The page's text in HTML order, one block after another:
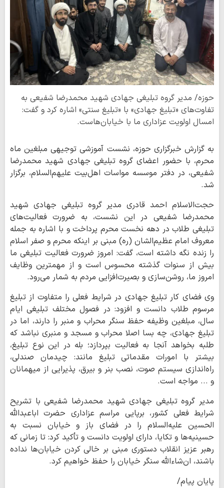
حوزه/ مدیر گروه تبلیغی جهادی شهید محمدرضا شفیعی به
تفاوت‌های «تبلیغ جهادی» با «تبلیغ سنتی» اشاره کرد و گفت:
امسال اولویت عزاداری ما با خیابان‌هاست.
به گزارش خبرگزاری حوزه، نشست آموزشی توجیهی مبلغین ماه
محرم، با حضور اعضای گروه تبلیغی جهادی شهید محمدرضا
شفیعی، در دفتر موسسه مواسات اهل‌بیت علیهم‌السلام، برگزار
شد.
حجت‌الاسلام احمد قادری مدیر گروه تبلیغی جهادی شهید
محمدرضا شفیعی در این نشست، به ضرورت فعالیت‌های
تبلیغی طلاب در دهه نخست محرم پرداخت و با اشاره به جمله
معروف امام عظیم‌الشان (ره) مبنی بر اینکه محرم و صفر اسلام
را زنده نگه داشته است، گفت: امروز ضرورت فعالیت تبلیغی ما
بیش از سنوات گذشته محسوس است و از مهمترین وظایف
امروز ما، روشن‌سازی و بصیرت‌افزایی مردم به شمار می‌رود.
وی فضای کار تبلیغ جهادی در شرایط فعلی را متفاوت از تبلیغ
مرسوم طلاب دانست و افزود: در فصول مختلف تبلیغی ایام
سال، مبلغین وظیفه حفظ سنگر محراب و منبر را دارند، اما در
تبلیغ جهادی، چه بسا اصلا محراب و مسجد و منبری نباشد که
طلبه بخواهد آنجا به فعالیت بپردازد؛ بله در این نوع تبلیغ،
بیشتر با امورات مقدماتی تبلیغ مانند: چیدمان صندلی،
راه‌اندازی سیستم صوت، نصب بنر و بیرق، پذیرایی از میهمانان
و ... مواجه است.
مدیر گروه تبلیغی جهادی شهید محمدرضا شفیعی با تشریح
شرایط فعلی کشور، برپایی مراسم عزاداری حضرت اباعبدالله
الحسین علیه‌السلام را در فضای باز و خیابان نسبت به
حسینیه‌ها و تکایا، دارای اولویت دانست و تأکید کرد: تا زمانی که
رهبر عزیز انقلاب دستوری مبنی بر خالی کردن خیابان‌ها نداده
باشند، ان‌شاءالله سنگر خیابان را حفظ خواهیم کرد.
پایان پیام/